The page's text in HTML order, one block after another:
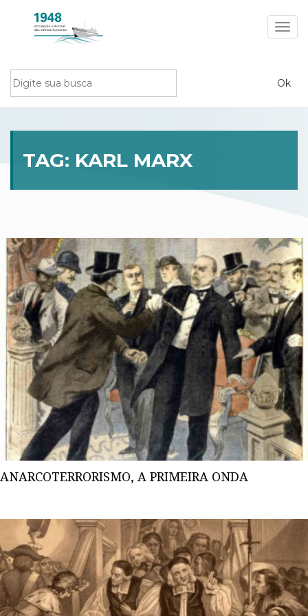
TAG: KARL MARX
ANARCOTERRORISMO, A PRIMEIRA ONDA